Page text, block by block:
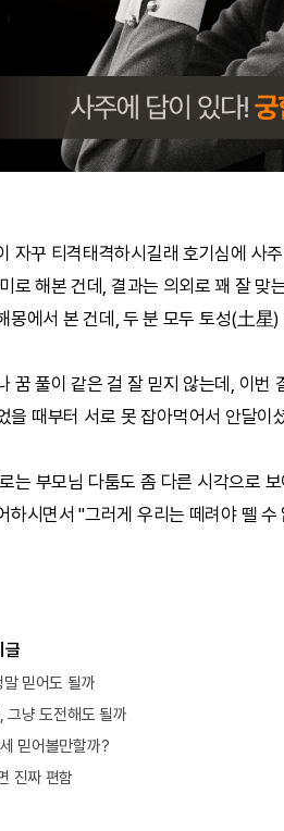
자꾸 티격태격하시길래 호기심에 사주
로 해본 건데, 결과는 의외로 꽤 잘 맞
몽에서 본 건데, 두 분 모두 토성(土星)
꿈 풀이 같은 걸 잘 믿지 않는데, 이번
을 때부터 서로 못 잡아먹어서 안달
는 부모님 다툼도 좀 다른 시각으로
하시면서 "그러게 우리는 떼려야 뗄
글
믿어도 될까
그냥 도전해도 될까
믿어볼만할까?
진짜 편함